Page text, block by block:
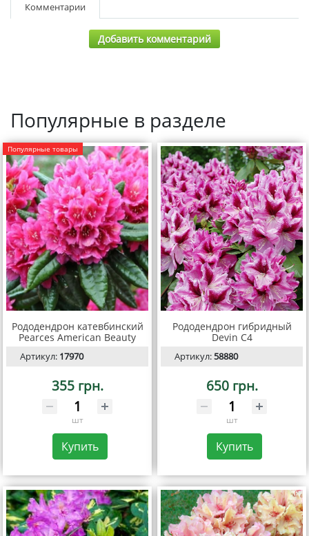
Комментарии
Добавить комментарий
Популярные в разделе
Популярные товары
Рододендрон катевбинский
Pearces American Beauty
Артикул: 17970
355 грн.
шт
Купить
Рододендрон гибридный
Devin С4
Артикул:58880
650 грн.
шт
Купить